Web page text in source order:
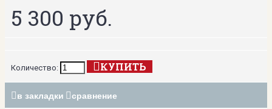
5 300 руб.
Количество: КУПИТЬ
в закладки сравнение